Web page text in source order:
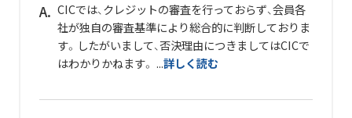
CICでは、クレジットの審査を行っておらず、会員各
社が独自の審査基準により総合的に判断しておりま
す。したがいまして、否決理由につきましてはCICで
はわかりかねます。 ...詳しく読む